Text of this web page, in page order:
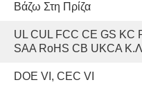
Βάζω Στη Πρίζα
UL CUL FCC CE GS KC
SAA RoHS CB UKCA
DOE VI, CEC VI